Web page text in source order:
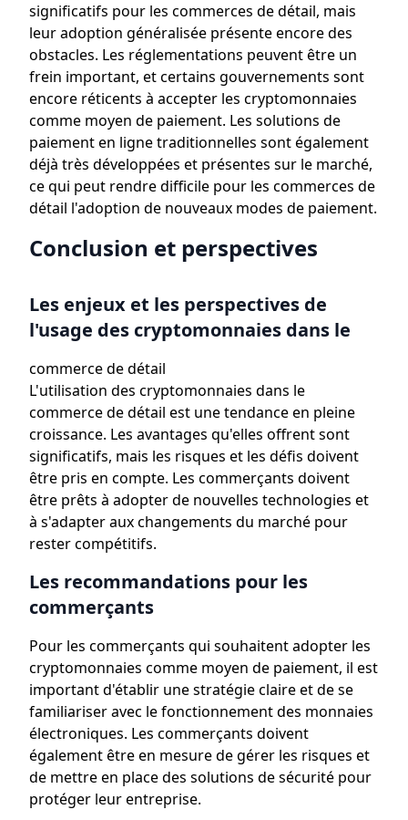
significatifs pour les commerces de détail, mais
leur adoption généralisée présente encore des
obstacles. Les réglementations peuvent être un
frein important, et certains gouvernements sont
encore réticents à accepter les cryptomonnaies
comme moyen de paiement. Les solutions de
paiement en ligne traditionnelles sont également
déjà très développées et présentes sur le marché,
ce qui peut rendre difficile pour les commerces de
détail l'adoption de nouveaux modes de paiement.
Conclusion et perspectives
Les enjeux et les perspectives de
l'usage des cryptomonnaies dans le
commerce de détail
L'utilisation des cryptomonnaies dans le
commerce de détail est une tendance en pleine
croissance. Les avantages qu'elles offrent sont
significatifs, mais les risques et les défis doivent
être pris en compte. Les commerçants doivent
être prêts à adopter de nouvelles technologies et
à s'adapter aux changements du marché pour
rester compétitifs.
Les recommandations pour les
commerçants
Pour les commerçants qui souhaitent adopter les
cryptomonnaies comme moyen de paiement, il est
important d'établir une stratégie claire et de se
familiariser avec le fonctionnement des monnaies
électroniques. Les commerçants doivent
également être en mesure de gérer les risques et
de mettre en place des solutions de sécurité pour
protéger leur entreprise.